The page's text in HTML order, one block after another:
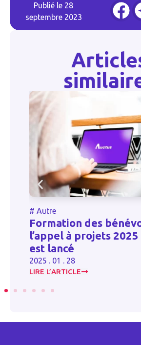
Publié le 28
septembre 2023
# Autre
Formation des
l’appel à projets 2025
est lancé
2025 . 01 . 28
LIRE L’ARTICLE